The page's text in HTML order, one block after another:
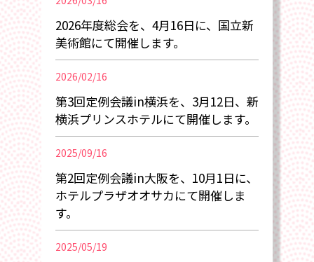
2026年度総会を、4月16日に、国立新
美術館にて開催します。
2026/02/16
第3回定例会議in横浜を、3月12日、新
横浜プリンスホテルにて開催します。
2025/09/16
第2回定例会議in大阪を、10月1日に、
ホテルプラザオオサカにて開催しま
す。
2025/05/19